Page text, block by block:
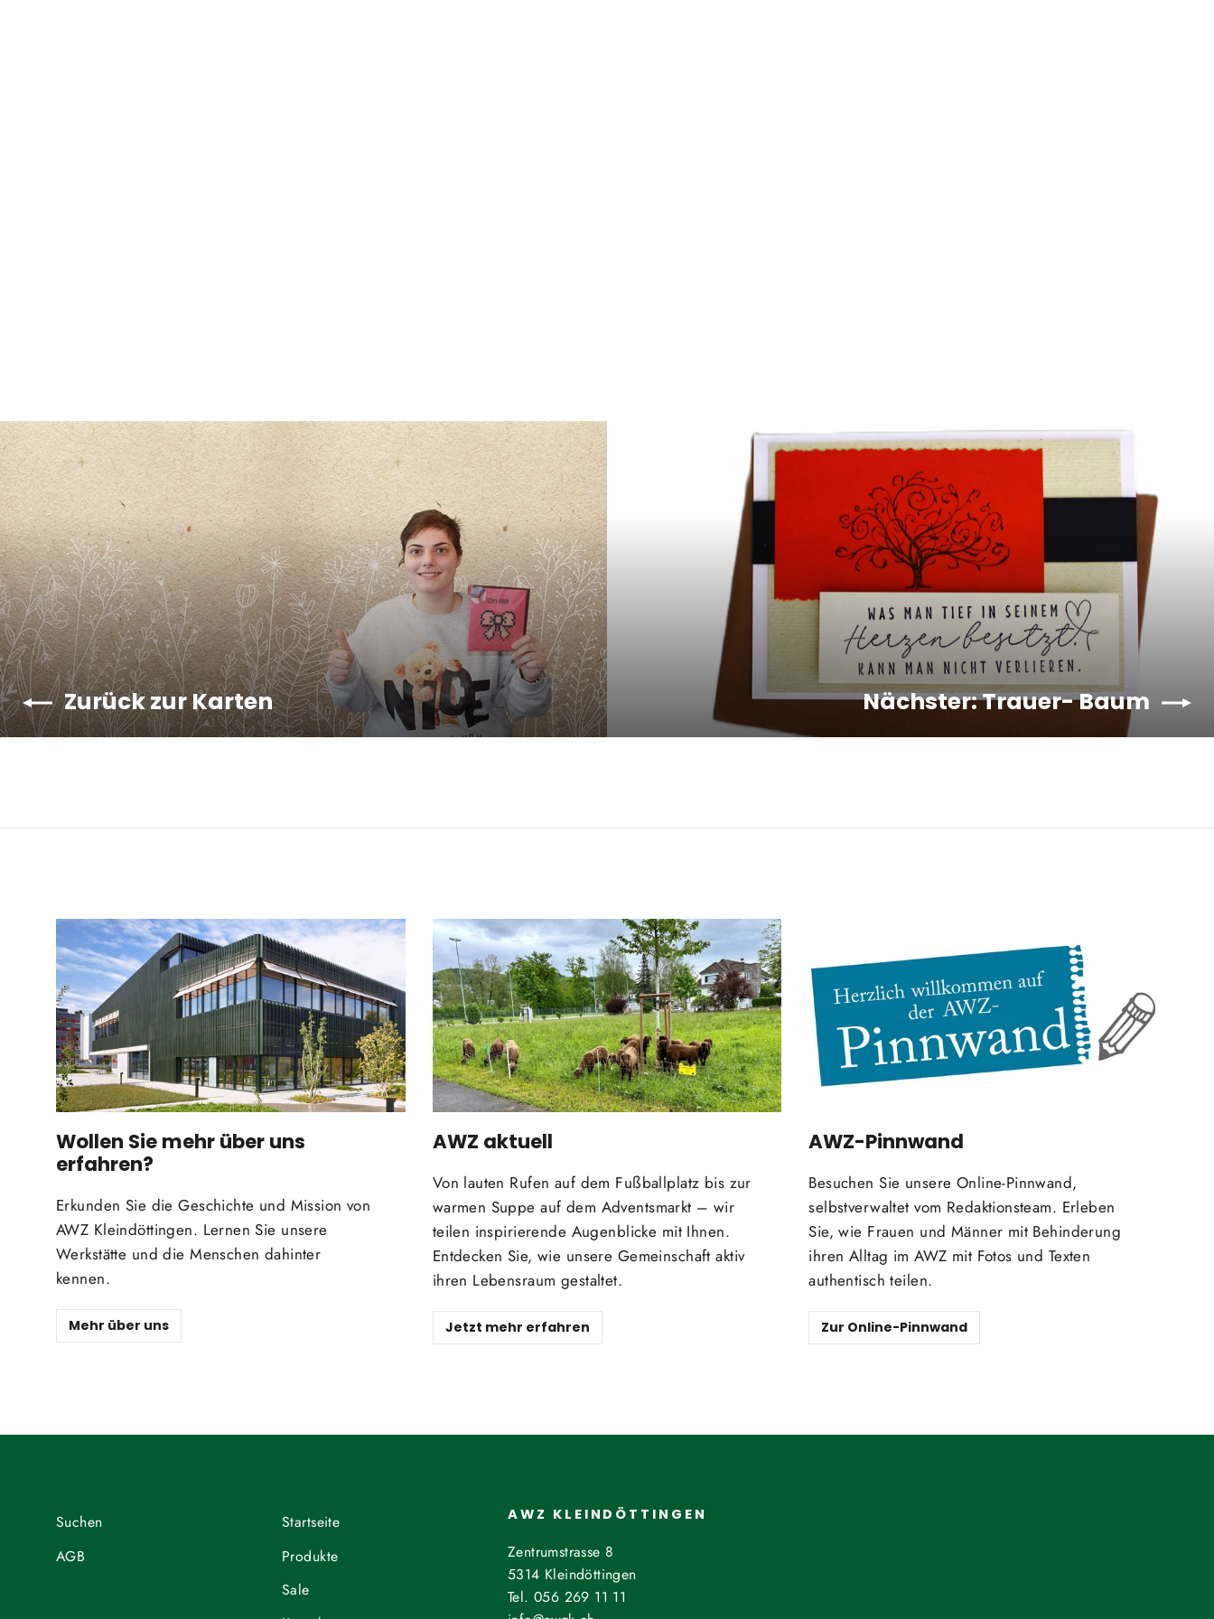
Zurück zur Karten Nächster: Trauer- Baum
Wollen Sie mehr über uns
erfahren?
Erkunden Sie die Geschichte und Mission von
AWZ Kleindöttingen. Lernen Sie unsere
Werkstätte und die Menschen dahinter
kennen.
Mehr über uns
AWZ aktuell
Von lauten Rufen auf dem Fußballplatz bis zur
warmen Suppe auf dem Adventsmarkt – wir
teilen inspirierende Augenblicke mit Ihnen.
Entdecken Sie, wie unsere Gemeinschaft aktiv
ihren Lebensraum gestaltet.
Jetzt mehr erfahren
AWZ-Pinnwand
Besuchen Sie unsere Online-Pinnwand,
selbstverwaltet vom Redaktionsteam. Erleben
Sie, wie Frauen und Männer mit Behinderung
ihren Alltag im AWZ mit Fotos und Texten
authentisch teilen.
Zur Online-Pinnwand
Suchen
AGB
Startseite
Produkte
Sale
AWZ KLEINDÖTTINGEN
Zentrumstrasse 8
5314 Kleindöttingen
Tel. 056 269 11 11